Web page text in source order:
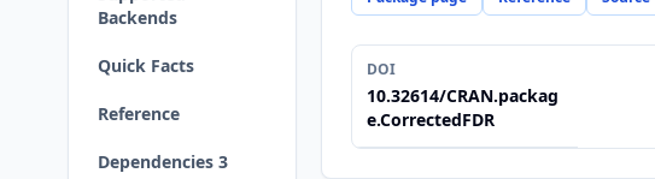
Backends
Quick Facts
Reference
Dependencies 3
DOI
10.32614/CRAN.packag
e.CorrectedFDR